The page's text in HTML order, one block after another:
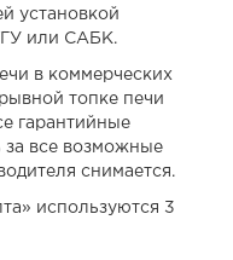
установкой
или САБК.
в коммерческих
топке печи
гарантийные
за все возможные
снимается.
используются 3